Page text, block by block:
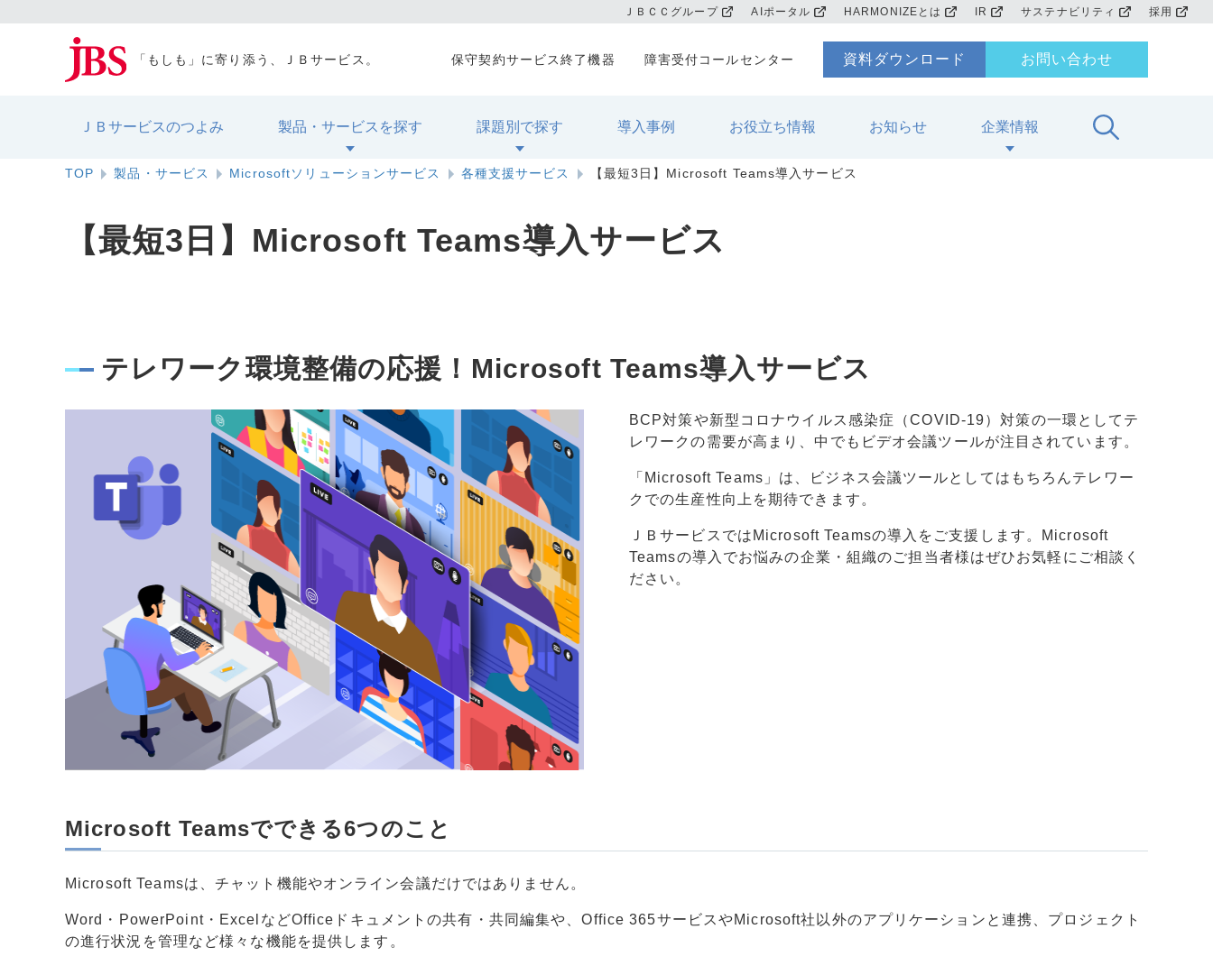
ＪＢＣＣグループ AIポータル HARMONIZEとは IR サステナビリティ 採用
「もしも」に寄り添う、ＪＢサービス。
ＪＢサービスのつよみ 製品・サービスを探す 課題別で探す 導入事例 お役立ち情報 お知らせ 企業情報
資料ダウンロード お問い合わせ
保守契約サービス終了機器 障害受付コールセンター
TOP 製品・サービス Microsoftソリューションサービス 各種支援サービス 【最短3日】Microsoft Teams導入サービス
【最短3日】Microsoft Teams導入サービス
テレワーク環境整備の応援！Microsoft Teams導入サービス
BCP対策や新型コロナウイルス感染症（COVID-19）対策の一環としてテ
レワークの需要が高まり、中でもビデオ会議ツールが注目されています。
「Microsoft Teams」は、ビジネス会議ツールとしてはもちろんテレワー
クでの生産性向上を期待できます。
ＪＢサービスではMicrosoft Teamsの導入をご支援します。Microsoft
Teamsの導入でお悩みの企業・組織のご担当者様はぜひお気軽にご相談く
ださい。
Microsoft Teamsでできる6つのこと
Microsoft Teamsは、チャット機能やオンライン会議だけではありません。
Word・PowerPoint・ExcelなどOfficeドキュメントの共有・共同編集や、Office 365サービスやMicrosoft社以外のアプリケーションと連携、プロジェクト
の進行状況を管理など様々な機能を提供します。